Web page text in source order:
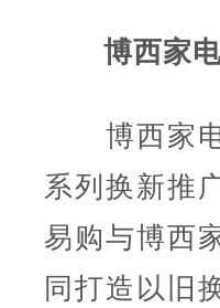
博西家
博西家电
系列换新推
易购与博西
同打造以旧